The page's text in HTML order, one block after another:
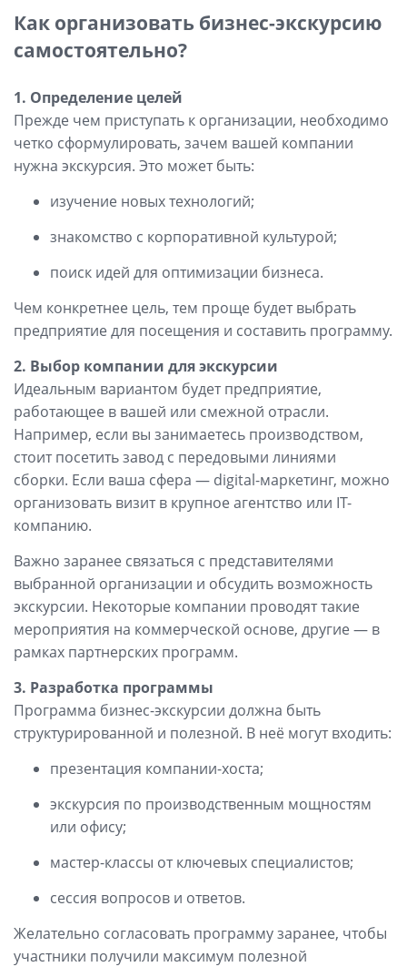
Как организовать бизнес-экскурсию
самостоятельно?
1. Определение целей
Прежде чем приступать к организации, необходимо
четко сформулировать, зачем вашей компании
нужна экскурсия. Это может быть:
изучение новых технологий;
знакомство с корпоративной культурой;
поиск идей для оптимизации бизнеса.
Чем конкретнее цель, тем проще будет выбрать
предприятие для посещения и составить программу.
2. Выбор компании для экскурсии
Идеальным вариантом будет предприятие,
работающее в вашей или смежной отрасли.
Например, если вы занимаетесь производством,
стоит посетить завод с передовыми линиями
сборки. Если ваша сфера — digital-маркетинг, можно
организовать визит в крупное агентство или IT-
компанию.
Важно заранее связаться с представителями
выбранной организации и обсудить возможность
экскурсии. Некоторые компании проводят такие
мероприятия на коммерческой основе, другие — в
рамках партнерских программ.
3. Разработка программы
Программа бизнес-экскурсии должна быть
структурированной и полезной. В неё могут входить:
презентация компании-хоста;
экскурсия по производственным мощностям
или офису;
мастер-классы от ключевых специалистов;
сессия вопросов и ответов.
Желательно согласовать программу заранее, чтобы
участники получили максимум полезной